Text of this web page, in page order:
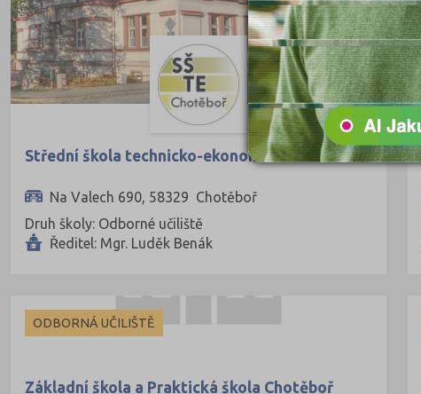
Liberec (138)
Litoměřice (104)
Louny (72)
Náchod (98)
Nový Jičín (118)
Opava (135)
Pardubice (127)
Střední škola technicko-ekonomická Chotěboř
Na Valech 690, 58329 Chotěboř
Druh školy: Odborné učiliště
Ředitel: Mgr. Luděk Benák
ODBORNÁ UČILIŠTĚ
Základní škola a Praktická škola Chotěboř